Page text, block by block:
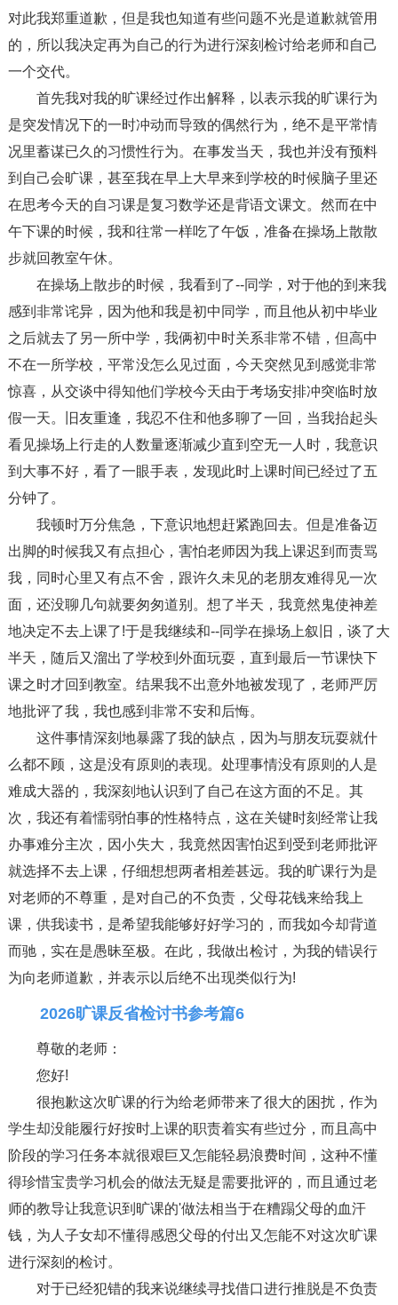
对此我郑重道歉，但是我也知道有些问题不光是道歉就管用
的，所以我决定再为自己的行为进行深刻检讨给老师和自己
一个交代。
首先我对我的旷课经过作出解释，以表示我的旷课行为
是突发情况下的一时冲动而导致的偶然行为，绝不是平常情
况里蓄谋已久的习惯性行为。在事发当天，我也并没有预料
到自己会旷课，甚至我在早上大早来到学校的时候脑子里还
在思考今天的自习课是复习数学还是背语文课文。然而在中
午下课的时候，我和往常一样吃了午饭，准备在操场上散散
步就回教室午休。
在操场上散步的时候，我看到了--同学，对于他的到来我
感到非常诧异，因为他和我是初中同学，而且他从初中毕业
之后就去了另一所中学，我俩初中时关系非常不错，但高中
不在一所学校，平常没怎么见过面，今天突然见到感觉非常
惊喜，从交谈中得知他们学校今天由于考场安排冲突临时放
假一天。旧友重逢，我忍不住和他多聊了一回，当我抬起头
看见操场上行走的人数量逐渐减少直到空无一人时，我意识
到大事不好，看了一眼手表，发现此时上课时间已经过了五
分钟了。
我顿时万分焦急，下意识地想赶紧跑回去。但是准备迈
出脚的时候我又有点担心，害怕老师因为我上课迟到而责骂
我，同时心里又有点不舍，跟许久未见的老朋友难得见一次
面，还没聊几句就要匆匆道别。想了半天，我竟然鬼使神差
地决定不去上课了!于是我继续和--同学在操场上叙旧，谈了大
半天，随后又溜出了学校到外面玩耍，直到最后一节课快下
课之时才回到教室。结果我不出意外地被发现了，老师严厉
地批评了我，我也感到非常不安和后悔。
这件事情深刻地暴露了我的缺点，因为与朋友玩耍就什
么都不顾，这是没有原则的表现。处理事情没有原则的人是
难成大器的，我深刻地认识到了自己在这方面的不足。其
次，我还有着懦弱怕事的性格特点，这在关键时刻经常让我
办事难分主次，因小失大，我竟然因害怕迟到受到老师批评
就选择不去上课，仔细想想两者相差甚远。我的旷课行为是
对老师的不尊重，是对自己的不负责，父母花钱来给我上
课，供我读书，是希望我能够好好学习的，而我如今却背道
而驰，实在是愚昧至极。在此，我做出检讨，为我的错误行
为向老师道歉，并表示以后绝不出现类似行为!
2026旷课反省检讨书参考篇6
尊敬的老师：
您好!
很抱歉这次旷课的行为给老师带来了很大的困扰，作为
学生却没能履行好按时上课的职责着实有些过分，而且高中
阶段的学习任务本就很艰巨又怎能轻易浪费时间，这种不懂
得珍惜宝贵学习机会的做法无疑是需要批评的，而且通过老
师的教导让我意识到旷课的'做法相当于在糟蹋父母的血汗
钱，为人子女却不懂得感恩父母的付出又怎能不对这次旷课
进行深刻的检讨。
对于已经犯错的我来说继续寻找借口进行推脱是不负责